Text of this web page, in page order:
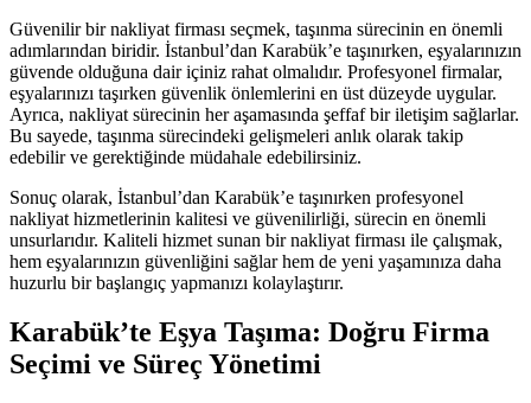
Güvenilir bir nakliyat firması seçmek, taşınma sürecinin en önemli
adımlarından biridir. İstanbul’dan Karabük’e taşınırken, eşyalarınızın
güvende olduğuna dair içiniz rahat olmalıdır. Profesyonel firmalar,
eşyalarınızı taşırken güvenlik önlemlerini en üst düzeyde uygular.
Ayrıca, nakliyat sürecinin her aşamasında şeffaf bir iletişim sağlarlar.
Bu sayede, taşınma sürecindeki gelişmeleri anlık olarak takip
edebilir ve gerektiğinde müdahale edebilirsiniz.
Sonuç olarak, İstanbul’dan Karabük’e taşınırken profesyonel
nakliyat hizmetlerinin kalitesi ve güvenilirliği, sürecin en önemli
unsurlarıdır. Kaliteli hizmet sunan bir nakliyat firması ile çalışmak,
hem eşyalarınızın güvenliğini sağlar hem de yeni yaşamınıza daha
huzurlu bir başlangıç yapmanızı kolaylaştırır.
Karabük’te Eşya Taşıma: Doğru Firma
Seçimi ve Süreç Yönetimi